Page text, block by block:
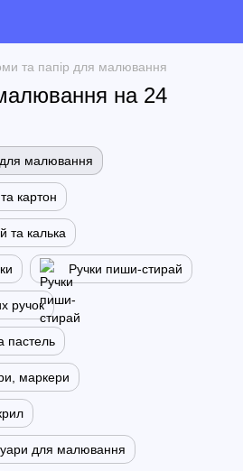
та папір для малювання
на 24
малювання
картон
та калька
Ручки пиши-стирай
ручок
пастель
маркери
для малювання